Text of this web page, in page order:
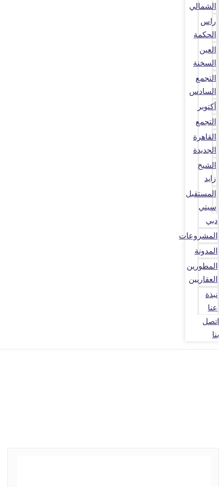
الشمالي
راس
الحكمة
العين
السخنة
التجمع
السادس
أكتوبر
التجمع
القاهرة
الجديدة
الشيخ
زايد
المستقبل
سيتي
دبي
المشروعات
المدونة
المطورين
العقاريين
نبذة
عنا
اتصل
بنا